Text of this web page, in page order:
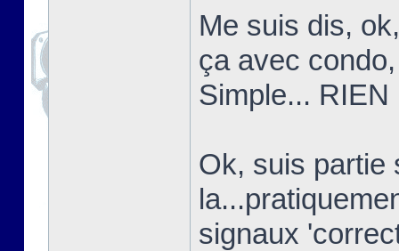
Me suis dis,
ça avec
Simple...
Ok, suis partie
signaux